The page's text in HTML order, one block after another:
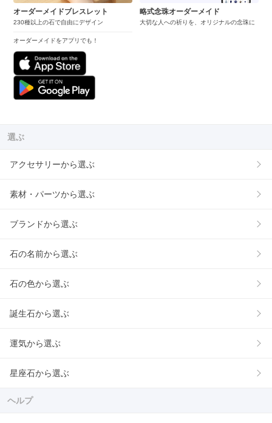
オーダーメイドブレスレット
230種以上の石で自由にデザイン
オーダーメイドをアプリでも！
略式念珠オーダーメイド
大切な人への祈りを、オリジナルの念珠に
選ぶ
アクセサリーから選ぶ
素材・パーツから選ぶ
ブランドから選ぶ
石の名前から選ぶ
石の色から選ぶ
誕生石から選ぶ
運気から選ぶ
星座石から選ぶ
ヘルプ